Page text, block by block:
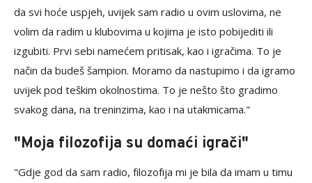
da svi hoće uspjeh, uvijek sam radio u ovim uslovima, ne
volim da radim u klubovima u kojima je isto pobijediti ili
izgubiti. Prvi sebi namećem pritisak, kao i igračima. To je
način da budeš šampion. Moramo da nastupimo i da igramo
uvijek pod teškim okolnostima. To je nešto što gradimo
svakog dana, na treninzima, kao i na utakmicama."
"Moja filozofija su domaći igrači"
"Gdje god da sam radio, filozofija mi je bila da imam u timu